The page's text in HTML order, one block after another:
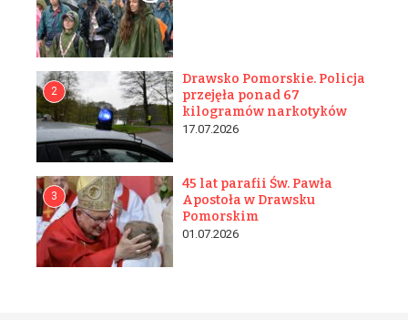
2
Drawsko Pomorskie. Policja
przejęła ponad 67
kilogramów narkotyków
17.07.2026
3
45 lat parafii Św. Pawła
Apostoła w Drawsku
Pomorskim
01.07.2026